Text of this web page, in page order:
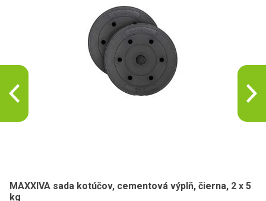
MAXXIVA sada kotúčov, cementová výplň, čierna, 2 x 5
kg